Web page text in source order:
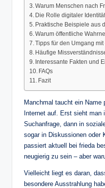
Warum Menschen nach
Die Rolle digitaler Identität
Praktische Beispiele aus
Warum öffentliche
Tipps für den Umgang
Häufige
Interessante Fakten und
FAQs
Fazit
Manchmal taucht ein Name
Internet auf. Erst sieht man
Suchanfrage, dann in
sogar in Diskussionen oder
passiert aktuell bei frieda
neugierig zu sein – aber
Vielleicht liegt es daran,
besondere Ausstrahlung